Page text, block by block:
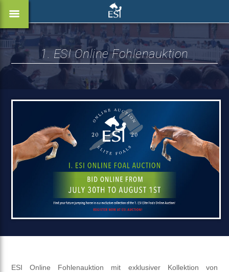
1. ESI Online Fohlenauktion
ESI Online Fohlenauktion mit exklusiver Kollektion von